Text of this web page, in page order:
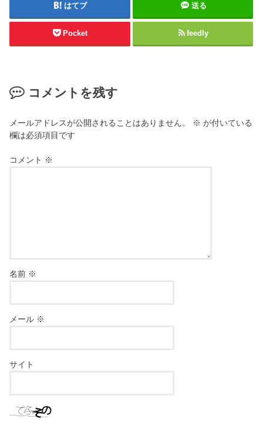
はてブ 送る
Pocket feedly
コメントを残す
メールアドレスが公開されることはありません。 ※ が付いている
欄は必須項目です
コメント ※
名前 ※
メール ※
サイト